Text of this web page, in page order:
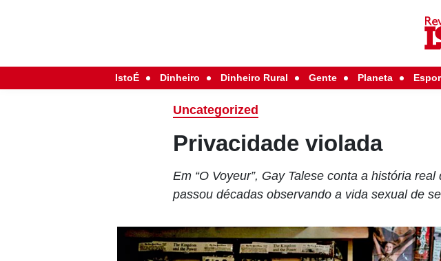
IstoÉ Dinheiro Dinheiro Rural Gente Planeta
Uncategorized
Privacidade violada
Em “O Voyeur”, Gay Talese conta a história
passou décadas observando a vida sexual de